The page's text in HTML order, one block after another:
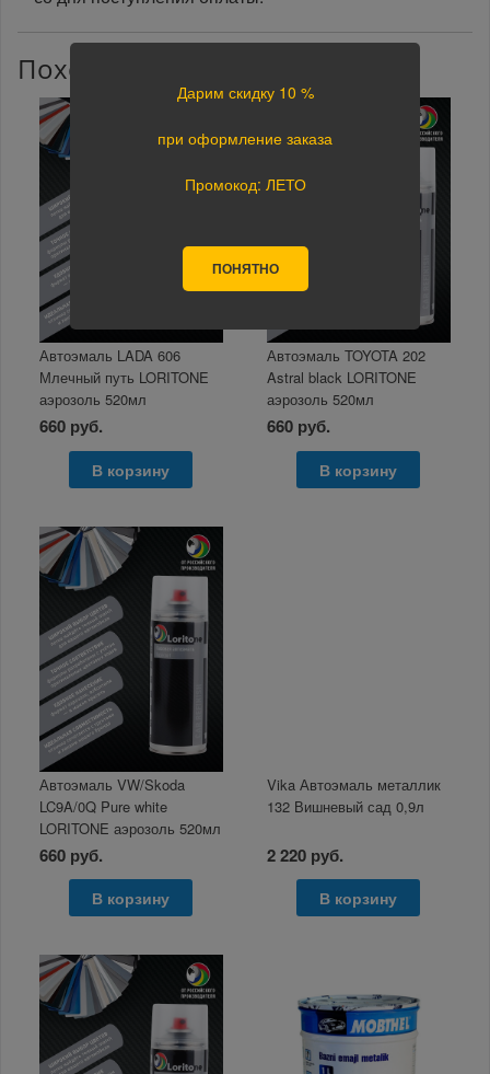
Похожие товары
Автоэмаль LADA 606
Млечный путь LORITONE
аэрозоль 520мл
660 руб.
В корзину
Автоэмаль TOYOTA 202
Astral black LORITONE
аэрозоль 520мл
660 руб.
В корзину
Автоэмаль VW/Skoda
LC9A/0Q Pure white
LORITONE аэрозоль 520мл
660 руб.
В корзину
Vika Автоэмаль металлик
132 Вишневый сад 0,9л
2 220 руб.
В корзину
Дарим скидку 10 %
при оформление заказа
Промокод: ЛЕТО
ПОНЯТНО